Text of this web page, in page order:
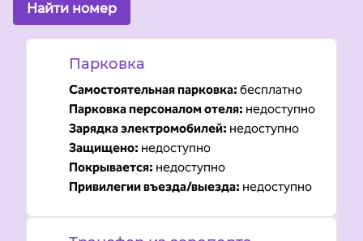
Найти номер
Парковка
Самостоятельная парковка: бесплатно
Парковка персоналом отеля: недоступно
Зарядка электромобилей: недоступно
Защищено: недоступно
Покрывается: недоступно
Привилегии въезда/выезда: недоступно